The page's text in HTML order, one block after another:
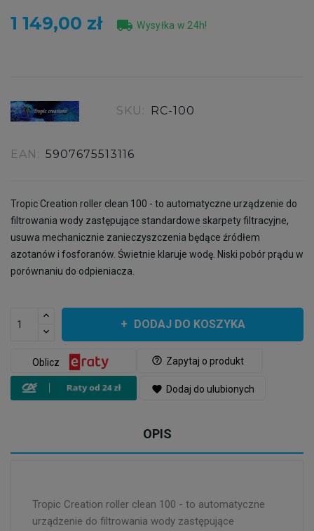
1 149,00 zł local_shipping Wysyłka w 24h!
SKU: RC-100
EAN: 5907675513116
Tropic Creation roller clean 100 - to automatyczne urządzenie do
filtrowania wody zastępujące standardowe skarpety filtracyjne,
usuwa mechanicznie zanieczyszczenia będące źródłem
azotanów i fosforanów. Świetnie klaruje wodę. Niski pobór prądu w
porównaniu do odpieniacza.
DODAJ DO KOSZYKA
help_outline Zapytaj o produkt
Oblicz
favorite Dodaj do ulubionych
OPIS
Tropic Creation roller clean 100 - to automatyczne
urządzenie do filtrowania wody zastępujące